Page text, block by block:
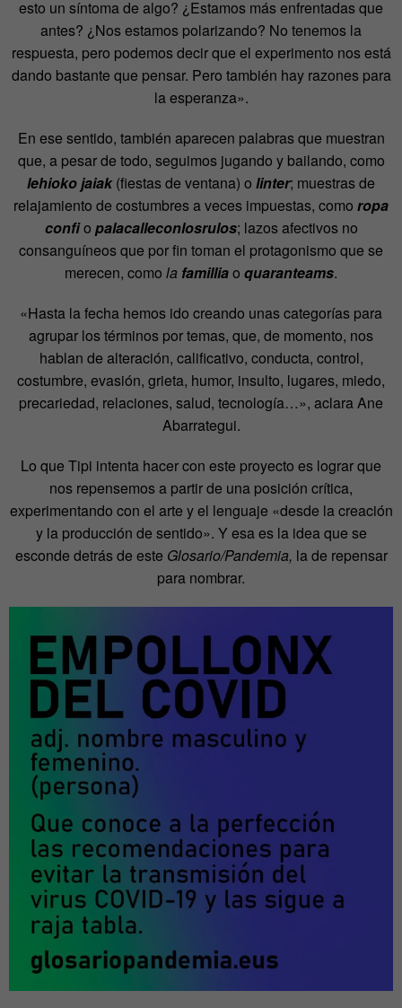
esto un síntoma de algo? ¿Estamos más enfrentadas que
antes? ¿Nos estamos polarizando? No tenemos la
respuesta, pero podemos decir que el experimento nos está
dando bastante que pensar. Pero también hay razones para
la esperanza».
En ese sentido, también aparecen palabras que muestran
que, a pesar de todo, seguimos jugando y bailando, como
lehioko jaiak(fiestas de ventana) o linter; muestras de
relajamiento de costumbres a veces impuestas, como ropa
confio palacalleconlosrulos; lazos afectivos no
consanguíneos que por fin toman el protagonismo que se
merecen, como la familliao quaranteams.
«Hasta la fecha hemos ido creando unas categorías para
agrupar los términos por temas, que, de momento, nos
hablan de alteración, calificativo, conducta, control,
costumbre, evasión, grieta, humor, insulto, lugares, miedo,
precariedad, relaciones, salud, tecnología…», aclara Ane
Abarrategui.
Lo que Tipi intenta hacer con este proyecto es lograr que
nos repensemos a partir de una posición crítica,
experimentando con el arte y el lenguaje «desde la creación
y la producción de sentido». Y esa es la idea que se
esconde detrás de este Glosario/Pandemia, la de repensar
para nombrar.